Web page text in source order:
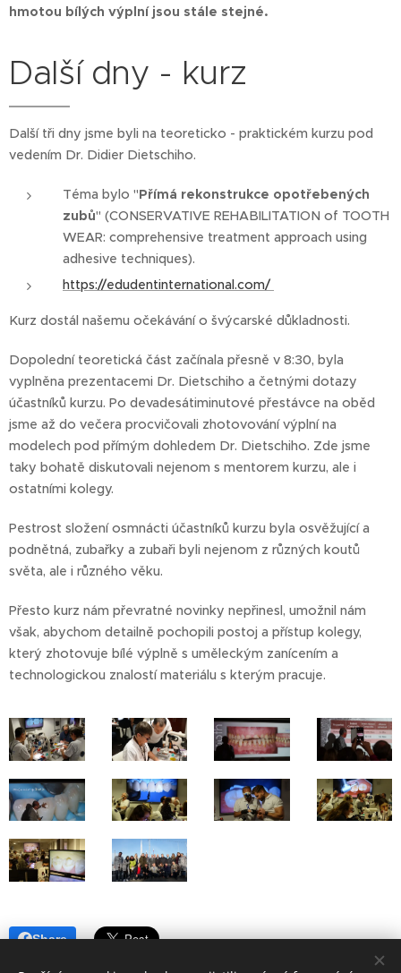
hmotou bílých výplní jsou stále stejné.
Další dny - kurz
Další tři dny jsme byli na teoreticko - praktickém kurzu pod
vedením Dr. Didier Dietschiho.
Téma bylo "Přímá rekonstrukce opotřebených
zubů" (CONSERVATIVE REHABILITATION of TOOTH
WEAR: comprehensive treatment approach using
adhesive techniques).
https://edudentinternational.com/
Kurz dostál našemu očekávání o švýcarské důkladnosti.
Dopolední teoretická část začínala přesně v 8:30, byla
vyplněna prezentacemi Dr. Dietschiho a četnými dotazy
účastníků kurzu. Po devadesátiminutové přestávce na oběd
jsme až do večera procvičovali zhotovování výplní na
modelech pod přímým dohledem Dr. Dietschiho. Zde jsme
taky bohatě diskutovali nejenom s mentorem kurzu, ale i
ostatními kolegy.
Pestrost složení osmnácti účastníků kurzu byla osvěžující a
podnětná, zubařky a zubaři byli nejenom z různých koutů
světa, ale i různého věku.
Přesto kurz nám převratné novinky nepřinesl, umožnil nám
však, abychom detailně pochopili postoj a přístup kolegy,
který zhotovuje bílé výplně s uměleckým zanícením a
technologickou znalostí materiálu s kterým pracuje.
Share